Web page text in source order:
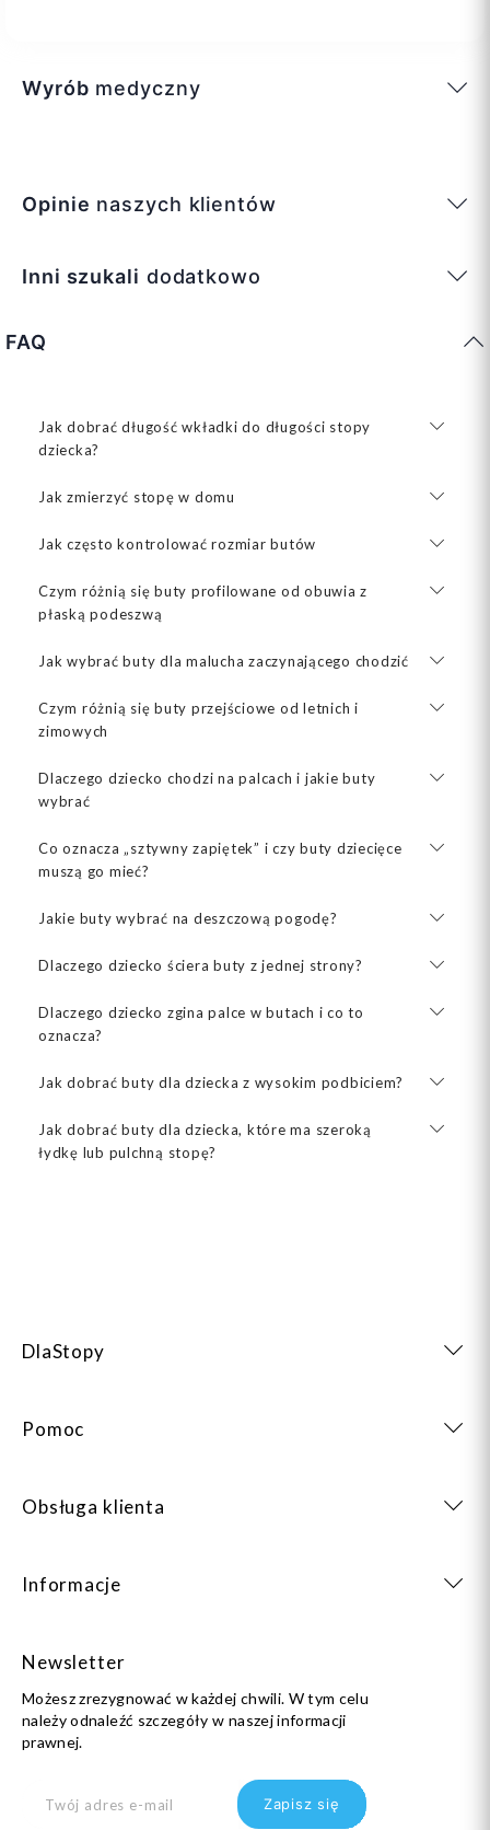
Wyrób medyczny
Opinie naszych klientów
Inni szukali dodatkowo
FAQ
Jak dobrać długość wkładki do długości stopy
dziecka?
Jak zmierzyć stopę w domu
Jak często kontrolować rozmiar butów
Czym różnią się buty profilowane od obuwia z
płaską podeszwą
Jak wybrać buty dla malucha zaczynającego chodzić
Czym różnią się buty przejściowe od letnich i
zimowych
Dlaczego dziecko chodzi na palcach i jakie buty
wybrać
Co oznacza „sztywny zapiętek” i czy buty dziecięce
muszą go mieć?
Jakie buty wybrać na deszczową pogodę?
Dlaczego dziecko ściera buty z jednej strony?
Dlaczego dziecko zgina palce w butach i co to
oznacza?
Jak dobrać buty dla dziecka z wysokim podbiciem?
Jak dobrać buty dla dziecka, które ma szeroką
łydkę lub pulchną stopę?
DlaStopy
Pomoc
Obsługa klienta
Informacje
Newsletter
Możesz zrezygnować w każdej chwili. W tym celu
należy odnaleźć szczegóły w naszej informacji
prawnej.